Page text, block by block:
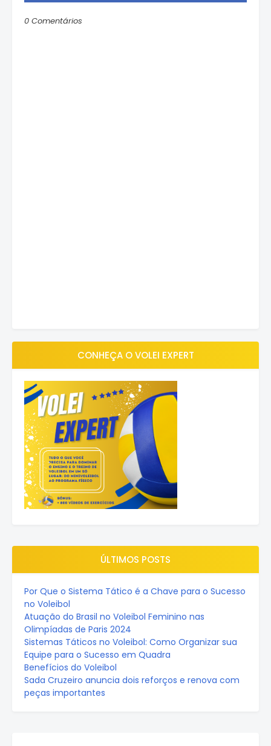
0 Comentários
CONHEÇA O VOLEI EXPERT
ÚLTIMOS POSTS
Por Que o Sistema Tático é a Chave para o Sucesso
no Voleibol
Atuação do Brasil no Voleibol Feminino nas
Olimpíadas de Paris 2024
Sistemas Táticos no Voleibol: Como Organizar sua
Equipe para o Sucesso em Quadra
Benefícios do Voleibol
Sada Cruzeiro anuncia dois reforços e renova com
peças importantes